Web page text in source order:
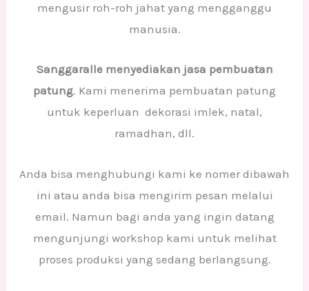
mengusir roh-roh jahat yang mengganggu
manusia.
Sanggaralle menyediakan jasa pembuatan
patung. Kami menerima pembuatan patung
untuk keperluan dekorasi imlek, natal,
ramadhan, dll.
Anda bisa menghubungi kami ke nomer dibawah
ini atau anda bisa mengirim pesan melalui
email. Namun bagi anda yang ingin datang
mengunjungi workshop kami untuk melihat
proses produksi yang sedang berlangsung.